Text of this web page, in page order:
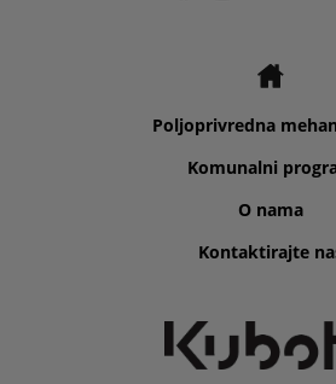
Poljoprivredna
Komunalni
O nama
Kontaktirajte